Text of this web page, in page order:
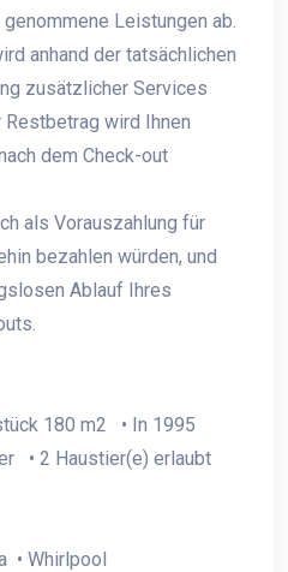
Leistungen ab.
anhand der tatsächlichen
zusätzlicher Services
wird Ihnen
dem Check-out
als Vorauszahlung für
bezahlen würden, und
Ablauf Ihres
180 m2 • In 1995
• 2 Haustier(e) erlaubt
• Whirlpool